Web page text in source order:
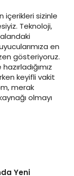
içerikleri sizinle
Teknoloji,
en
gösteriyoruz.
keyifli vakit
merak
olmayı
Yeni